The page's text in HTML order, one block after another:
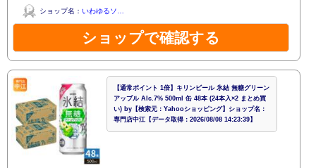
ショップ名： いわゆるソ…
ショップで確認する
【通常ポイント 1倍】キリンビール 氷結 無糖グリーン
アップル Alc.7% 500ml 缶 48本 (24本入×2 まとめ買
い) by【検索元：Yahooショッピング】ショップ名：
専門店中江【データ取得：2026/08/08 14:23:39】